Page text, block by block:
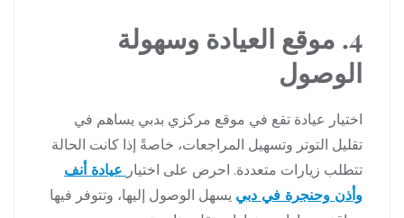
4. موقع العيادة وسهولة
الوصول
اختيار عيادة تقع في موقع مركزي بدبي يساهم في
تقليل التوتر وتسهيل المراجعات، خاصةً إذا كانت الحالة
تتطلب زيارات متعددة. احرص على اختيار عيادة أنف
وأذن وحنجرة في دبي يسهل الوصول إليها، وتتوفر فيها